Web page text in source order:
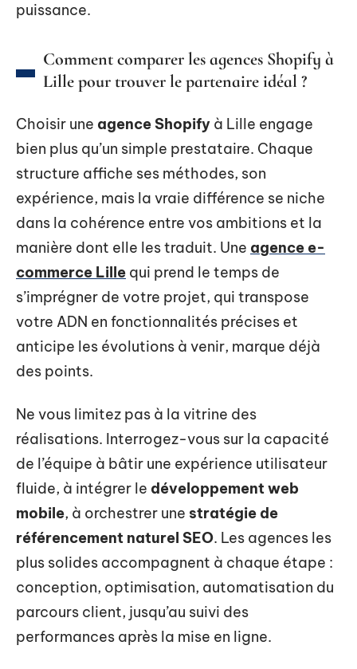
puissance.
Comment comparer les agences Shopify à
Lille pour trouver le partenaire idéal ?
Choisir une agence Shopify à Lille engage
bien plus qu’un simple prestataire. Chaque
structure affiche ses méthodes, son
expérience, mais la vraie différence se niche
dans la cohérence entre vos ambitions et la
manière dont elle les traduit. Une agence e-
commerce Lille qui prend le temps de
s’imprégner de votre projet, qui transpose
votre ADN en fonctionnalités précises et
anticipe les évolutions à venir, marque déjà
des points.
Ne vous limitez pas à la vitrine des
réalisations. Interrogez-vous sur la capacité
de l’équipe à bâtir une expérience utilisateur
fluide, à intégrer le développement web
mobile, à orchestrer une stratégie de
référencement naturel SEO. Les agences les
plus solides accompagnent à chaque étape :
conception, optimisation, automatisation du
parcours client, jusqu’au suivi des
performances après la mise en ligne.